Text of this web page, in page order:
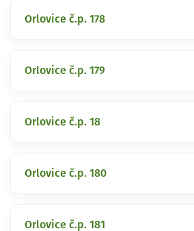
Orlovice č.p. 178
Orlovice č.p. 179
Orlovice č.p. 18
Orlovice č.p. 180
Orlovice č.p. 181